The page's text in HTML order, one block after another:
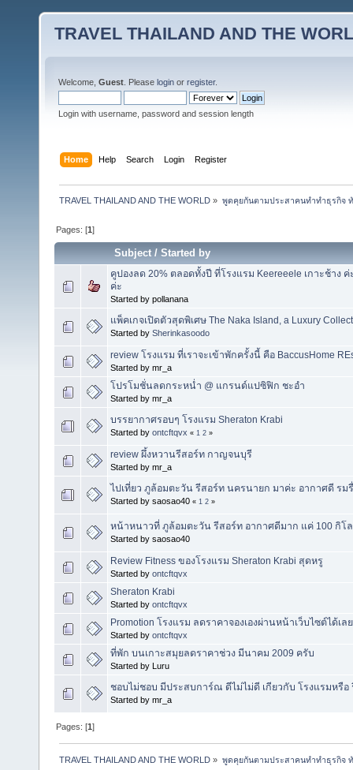
TRAVEL THAILAND AND THE
Welcome, Guest . Please login or register.
Login with username, password and session length
Home Help Search Login Register
TRAVEL THAILAND AND THE WORLD » พูดคุยกันตามประสาคนทำทำธุรกิจ ทั
Pages: [1]
Subject/Started by
คูปองลด 20% ตลอดทั้งปี ที่โรงแรม Keereeele เกาะช้าง
ค่ะ
Started by pollanana
แพ็คเกจเปิดตัวสุดพิเศษ The Naka Island, a Luxury
Started by Sherinkasoodo
review โรงแรม ที่เราจะเข้าพักครั้งนี้ คือ BaccusHome
Started by mr_a
โปรโมชั่นลดกระหน่ำ @ แกรนด์แปซิฟิก ชะอำ
Started by mr_a
บรรยากาศรอบๆ โรงแรม Sheraton Krabi
Started by ontcftqvx « 1 2 »
review ผึ้งหวานรีสอร์ท กาญจนบุรี
Started by mr_a
ไปเที่ยว ภูล้อมตะวัน รีสอร์ท นครนายก มาค่ะ อากาศดี รม
Started by saosao40 « 1 2 »
หน้าหนาวที่ ภูล้อมตะวัน รีสอร์ท อากาศดีมาก แค่ 100 กิโ
Started by saosao40
Review Fitness ของโรงแรม Sheraton Krabi สุดหรู
Started by ontcftqvx
Sheraton Krabi
Started by ontcftqvx
Promotion โรงแรม ลดราคาจองเองผ่านหน้าเว็บไซต์ได้เล
Started by ontcftqvx
ที่พัก บนเกาะสมุยลดราคาช่วง มีนาคม 2009 ครับ
Started by Luru
ชอบไม่ชอบ มีประสบการ์ณ ดีไม่ไม่ดี เกียวกับ โรงแรมหรือ
Started by mr_a
Pages: [1]
TRAVEL THAILAND AND THE WORLD » พูดคุยกันตามประสาคนทำทำธุรกิจ ทั